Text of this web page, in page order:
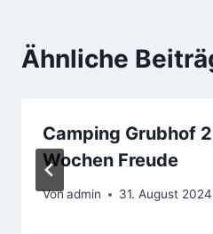
Ähnliche
Camping Grubhof
Wochen Freude
Vonadmin 31. August 2024